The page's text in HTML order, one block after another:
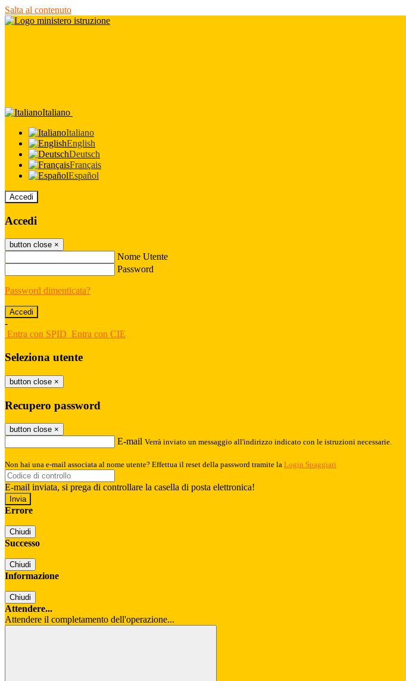
Salta al contenuto
Italiano
Italiano
English
Deutsch
Français
Español
Accedi
Accedi
button close ×
Nome Utente
Password
Password dimenticata?
-
Entra con SPID Entra con CIE
Seleziona utente
button close ×
Recupero password
button close ×
E-mail Verrà inviato un messaggio all'indirizzo indicato con le istruzioni necessarie.
Non hai una e-mail associata al nome utente? Effettua il reset della password tramite la Login Spaggiari
E-mail inviata, si prega di controllare la casella di posta elettronica!
Errore
Chiudi
Successo
Chiudi
Informazione
Chiudi
Attendere...
Attendere il completamento dell'operazione...